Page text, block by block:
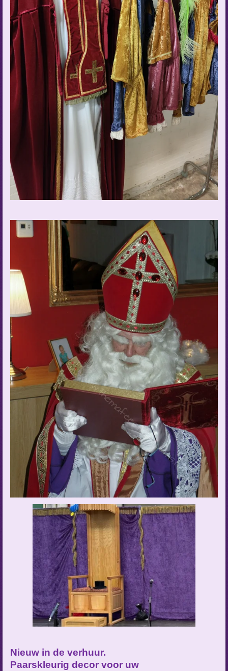
Nieuw in de verhuur.
Paarskleurig decor voor uw